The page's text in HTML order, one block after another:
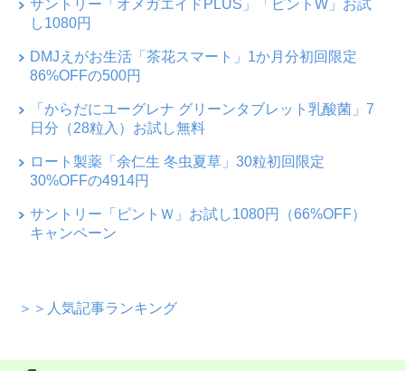
サントリー「オメガエイドPLUS」「ピントW」お試
し1080円
DMJえがお生活「茶花スマート」1か月分初回限定
86%OFFの500円
「からだにユーグレナ グリーンタブレット乳酸菌」7
日分（28粒入）お試し無料
ロート製薬「余仁生 冬虫夏草」30粒初回限定
30%OFFの4914円
サントリー「ピントＷ」お試し1080円（66%OFF）
キャンペーン
＞＞人気記事ランキング